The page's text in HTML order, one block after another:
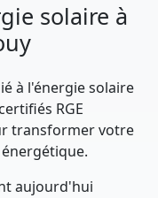
solaire à
à l'énergie solaire
RGE
transformer votre
aujourd'hui